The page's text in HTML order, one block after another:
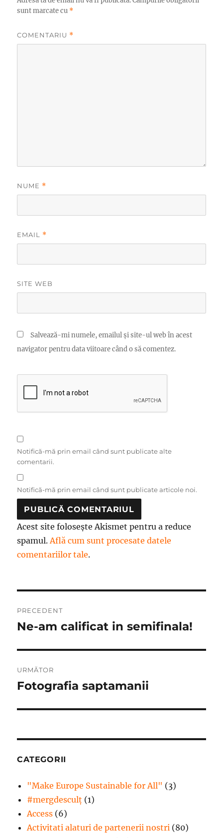
sunt marcate cu *
COMENTARIU *
NUME *
EMAIL *
SITE WEB
Salvează-mi numele, emailul și site-ul web în acest
navigator pentru data viitoare când o să comentez.
Notifică-mă prin email când sunt publicate alte
comentarii.
Notifică-mă prin email când sunt publicate articole noi.
Acest site folosește Akismet pentru a reduce
spamul.Află cum sunt procesate datele
comentariilor tale.
în
PRECEDENT
Articolul
Ne-am calificat in semifinala!
URMĂTOR
Articolul
Fotografia saptamanii
CATEGORII
"Make Europe Sustainable for All" (3)
#mergdesculţ (1)
Access (6)
Activitati alaturi de partenerii nostri (80)